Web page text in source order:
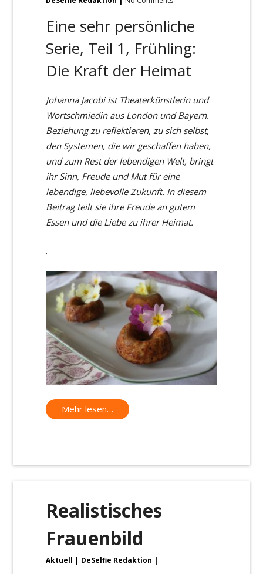
Eine sehr persönliche
Serie, Teil 1, Frühling:
Die Kraft der Heimat
Johanna Jacobi ist Theaterkünstlerin und
Wortschmiedin aus London und Bayern.
Beziehung zu reflektieren, zu sich selbst,
den Systemen, die wir geschaffen haben,
und zum Rest der lebendigen Welt, bringt
ihr Sinn, Freude und Mut für eine
lebendige, liebevolle Zukunft. In diesem
Beitrag teilt sie ihre Freude an gutem
Essen und die Liebe zu ihrer Heimat.
.
Mehr lesen…
Realistisches
Frauenbild
Aktuell DeSelfie Redaktion